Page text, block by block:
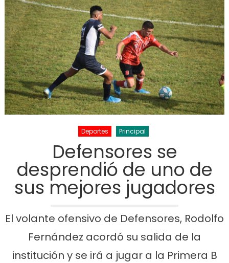
Deportes Principal
Defensores se
desprendió de uno de
sus mejores jugadores
El volante ofensivo de Defensores, Rodolfo
Fernández acordó su salida de la
institución y se irá a jugar a la Primera B